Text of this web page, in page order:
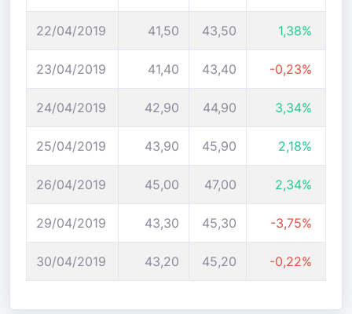
22/04/2019 41,50 43,50 1,38%
23/04/2019 41,40 43,40 -0,23%
24/04/2019 42,90 44,90 3,34%
25/04/2019 43,90 45,90 2,18%
26/04/2019 45,00 47,00 2,34%
29/04/2019 43,30 45,30 -3,75%
30/04/2019 43,20 45,20 -0,22%